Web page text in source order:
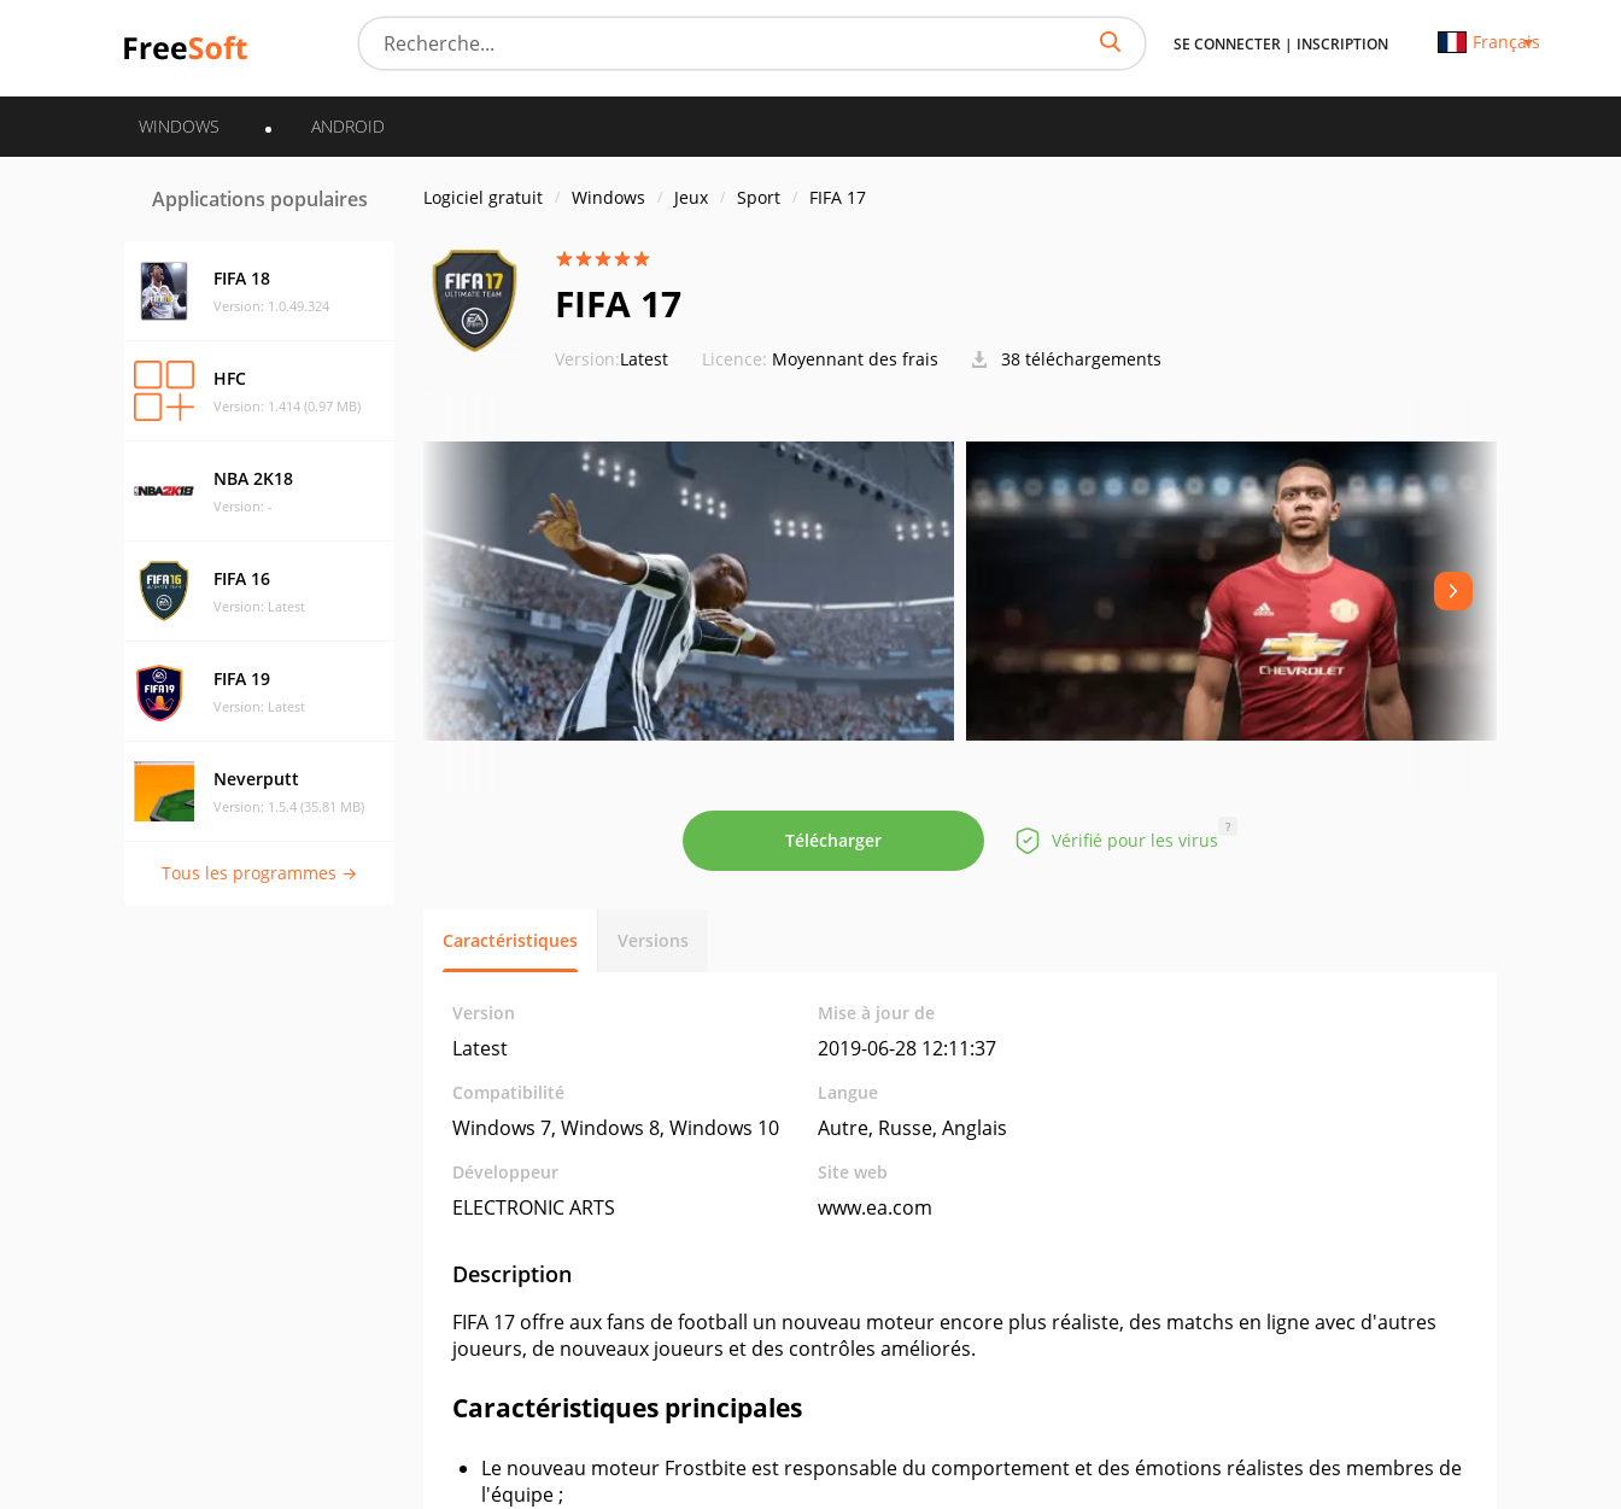
SE CONNECTER | INSCRIPTION Français
WINDOWS ANDROID
Applications populaires
FIFA 18
Version: 1.0.49.324
HFC
Version: 1.414 (0.97 MB)
NBA 2K18
Version: -
FIFA 16
Version: Latest
FIFA 19
Version: Latest
Neverputt
Version: 1.5.4 (35.81 MB)
Tous les programmes →
Logiciel gratuit Windows Jeux Sport FIFA 17
FIFA 17
Version:Latest Licence: Moyennant des frais 38 téléchargements
Télécharger Vérifié pour les virus
?
Caractéristiques Versions
Version
Latest
Mise à jour de
2019-06-28 12:11:37
Compatibilité
Windows 7, Windows 8, Windows 10
Langue
Autre, Russe, Anglais
Développeur
ELECTRONIC ARTS
Site web
www.ea.com
Description
FIFA 17 offre aux fans de football un nouveau moteur encore plus réaliste, des matchs en ligne avec d'autres
joueurs, de nouveaux joueurs et des contrôles améliorés.
Caractéristiques principales
Le nouveau moteur Frostbite est responsable du comportement et des émotions réalistes des membres de
l'équipe ;